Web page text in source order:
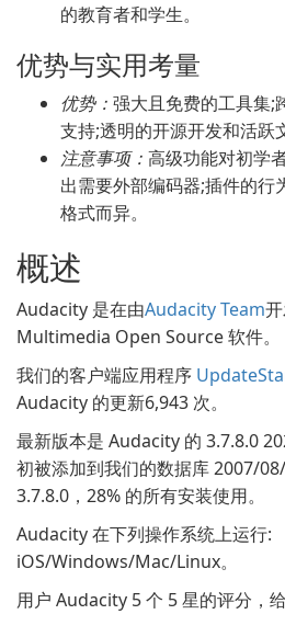
的教育者和学生。
优势与实用考量
优势： 强大且免费的工具集;
支持;透明的开源开发和活跃
注意事项： 高级功能对初学
出需要外部编码器;插件的行
格式而异。
概述
Audacity 是在由Audacity Team
Multimedia Open Source 软件。
我们的客户端应用程序
Audacity 的更新6,943 次。
最新版本是 Audacity 的 3.7.8.0
初被添加到我们的数据库 2007/
3.7.8.0，28% 的所有安装使用。
Audacity 在下列操作系统上运行:
iOS/Windows/Mac/Linux。
用户 Audacity 5 个 5 星的评分，给